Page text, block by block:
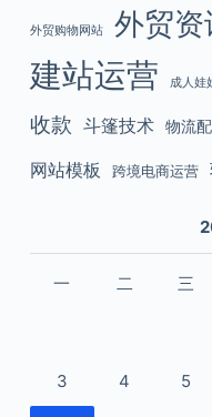
外贸购物网站 外贸资
建站运营 成人娃
收款 斗篷技术 物流
网站模板 跨境电商运营
一 二 三
3 4 5